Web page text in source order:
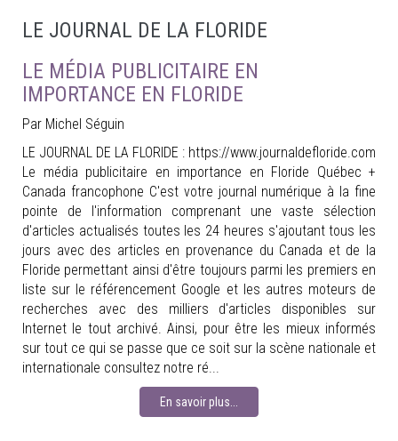
LE JOURNAL DE LA FLORIDE
LE MÉDIA PUBLICITAIRE EN
IMPORTANCE EN FLORIDE
Par Michel Séguin
LE JOURNAL DE LA FLORIDE : https://www.journaldefloride.com
Le média publicitaire en importance en Floride Québec +
Canada francophone C'est votre journal numérique à la fine
pointe de l'information comprenant une vaste sélection
d'articles actualisés toutes les 24 heures s'ajoutant tous les
jours avec des articles en provenance du Canada et de la
Floride permettant ainsi d'être toujours parmi les premiers en
liste sur le référencement Google et les autres moteurs de
recherches avec des milliers d'articles disponibles sur
Internet le tout archivé. Ainsi, pour être les mieux informés
sur tout ce qui se passe que ce soit sur la scène nationale et
internationale consultez notre ré...
En savoir plus...